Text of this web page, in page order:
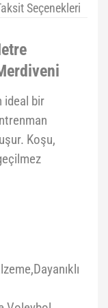
Seçenekleri
ideal bir
Koşu,